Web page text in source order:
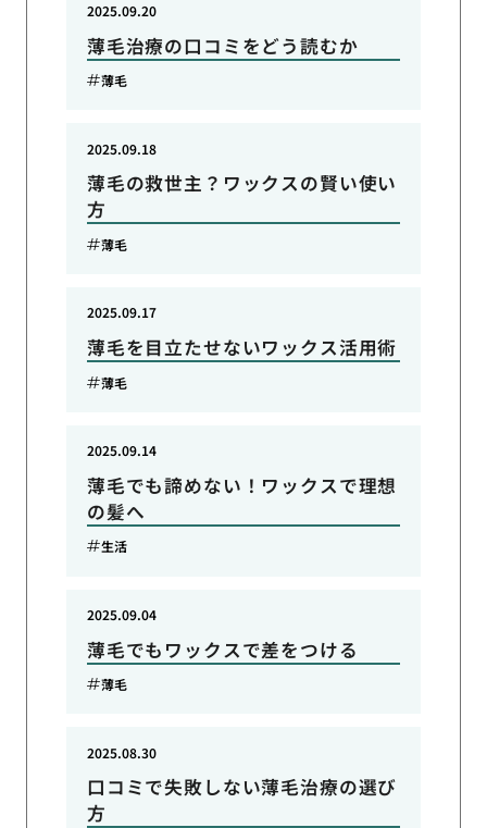
薄毛治療の口コミをどう読むか
2025.09.20
薄毛
薄毛の救世主？ワックスの賢い使い
方
2025.09.18
薄毛
薄毛を目立たせないワックス活用術
2025.09.17
薄毛
薄毛でも諦めない！ワックスで理想
の髪へ
2025.09.14
生活
薄毛でもワックスで差をつける
2025.09.04
薄毛
口コミで失敗しない薄毛治療の選び
方
2025.08.30